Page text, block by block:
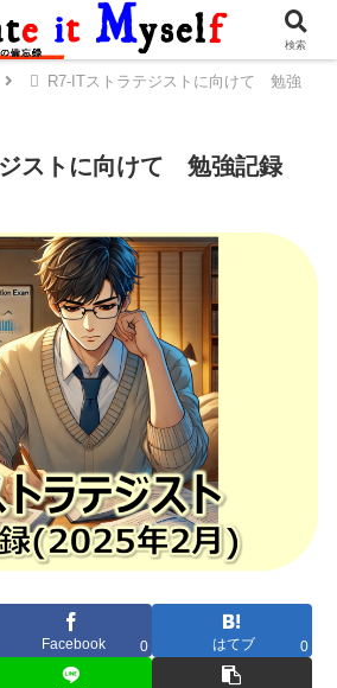
R7-ITストラテジストに向けて 勉強
ストに向けて 勉強記録
Facebook 0 はてブ 0
検索